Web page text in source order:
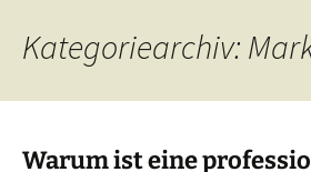
Kategoriearchiv:
Warum ist eine